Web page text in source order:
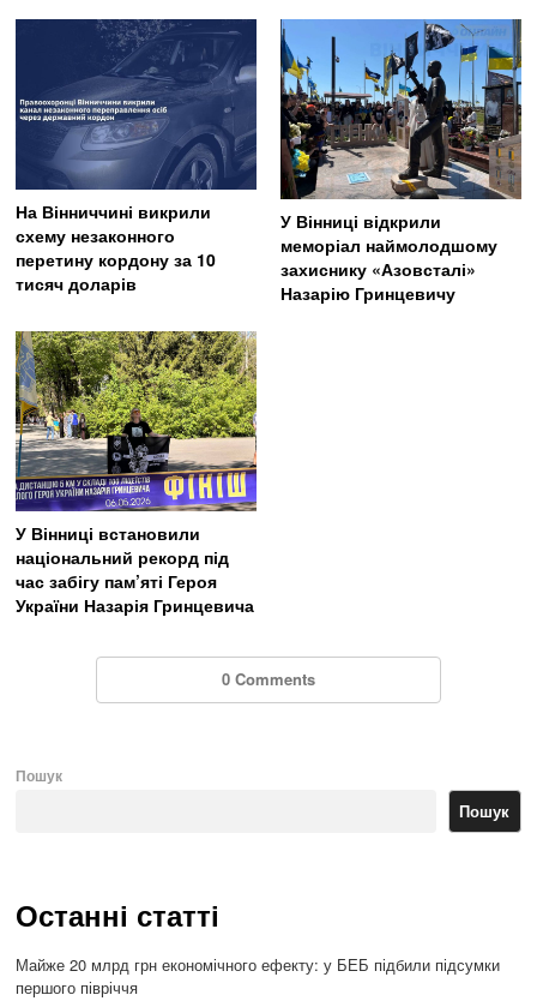
На Вінниччині викрили
схему незаконного
перетину кордону за 10
тисяч доларів
У Вінниці відкрили
меморіал наймолодшому
захиснику «Азовсталі»
Назарію Гринцевичу
У Вінниці встановили
національний рекорд під
час забігу пам’яті Героя
України Назарія Гринцевича
0 Comments
Пошук
Пошук
Останні статті
Майже 20 млрд грн економічного ефекту: у БЕБ підбили підсумки
першого півріччя